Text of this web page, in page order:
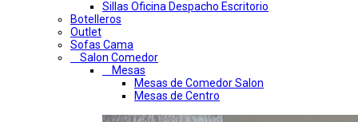
Sillas Oficina Despacho Escritorio
Botelleros
Outlet
Sofas Cama
Salon Comedor
Mesas
Mesas de Comedor Salon
Mesas de Centro